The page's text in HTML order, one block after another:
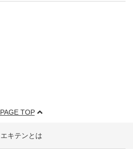
PAGE TOP
エキテンとは